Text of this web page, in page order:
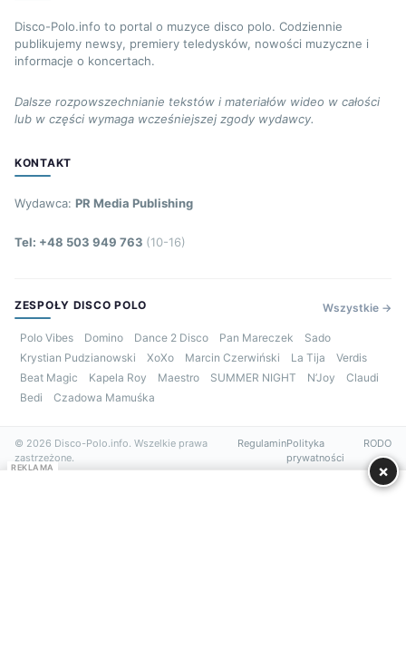
Disco-Polo.info to portal o muzyce disco polo. Codziennie
publikujemy newsy, premiery teledysków, nowości muzyczne i
informacje o koncertach.
Dalsze rozpowszechnianie tekstów i materiałów wideo w całości
lub w części wymaga wcześniejszej zgody wydawcy.
KONTAKT
Wydawca: PR Media Publishing
Tel: +48 503 949 763 (10-16)
ZESPOŁY DISCO POLO Wszystkie →
Polo Vibes Domino Dance 2 Disco Pan Mareczek
Sado
Krystian Pudzianowski
XoXo Marcin Czerwiński La Tija
Verdis
Beat Magic
Kapela Roy Maestro SUMMER NIGHT N’Joy
Claudi
Bedi
Czadowa Mamuśka
© 2026 Disco-Polo.info. Wszelkie prawa
zastrzeżone.
RegulaminPolityka
prywatności
RODO
REKLAMA ×